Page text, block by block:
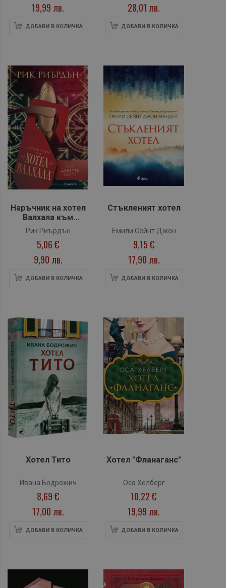
19,99 лв.
ДОБАВИ В КОЛИЧКА
28,01 лв.
ДОБАВИ В КОЛИЧКА
Наръчник на хотел
Валхала към
Деветте свята
Рик Риърдън
5,06 €
9,90 лв.
ДОБАВИ В КОЛИЧКА
Стъкленият хотел
Емили Сейнт Джон
Мандел
9,15 €
17,90 лв.
ДОБАВИ В КОЛИЧКА
Хотел Тито
Ивана Бодрожич
8,69 €
17,00 лв.
ДОБАВИ В КОЛИЧКА
Хотел "Фланаганс"
Оса Хелберг
10,22 €
19,99 лв.
ДОБАВИ В КОЛИЧКА